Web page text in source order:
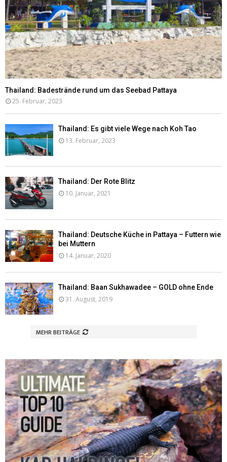
Thailand: Badestrände rund um das Seebad Pattaya
25. Februar, 2023
Thailand: Es gibt viele Wege nach Koh Tao
13. Februar, 2023
Thailand: Der Rote Blitz
10. Januar, 2021
Thailand: Deutsche Küche in Pattaya – Futtern wie
bei Muttern
14. Januar, 2020
Thailand: Baan Sukhawadee – GOLD ohne Ende
31. August, 2019
MEHR BEITRÄGE